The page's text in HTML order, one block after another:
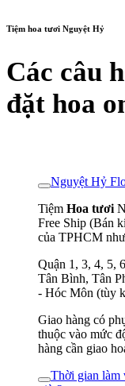
Tiệm hoa tươi Nguyệt Hỷ
Các câu
đặt hoa
Nguyệt Hỷ
Tiệm Hoa tươi
Free Ship (Bán
của TPHCM
Quận 1, 3, 4, 5,
Tân Bình, Tân
- Hóc Môn (tùy
Giao hàng có
thuộc vào mức
hàng cần giao
Thời gian làm